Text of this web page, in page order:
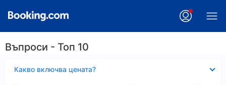
Въпроси - Топ 10
Какво включва цената?